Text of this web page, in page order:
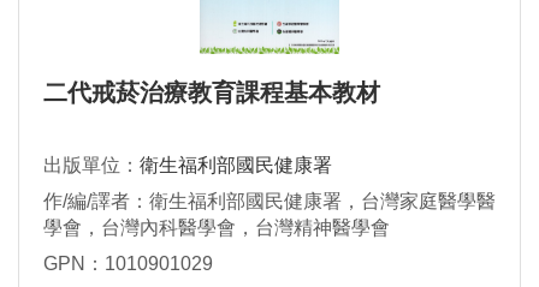
二代戒菸治療教育課程基本教材
出版單位： 衛生福利部國民健康署
作/編/譯者：衛生福利部國民健康署，台灣家庭醫學醫
學會，台灣內科醫學會，台灣精神醫學會
GPN：1010901029